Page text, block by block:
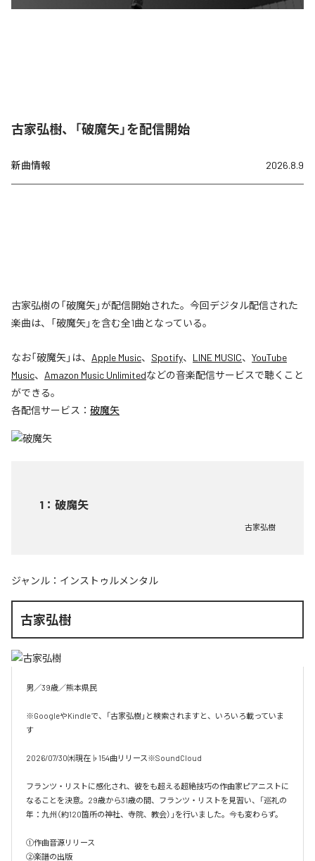
古家弘樹、「破魔矢」を配信開始
新曲情報 2026.8.9
古家弘樹の「破魔矢」が配信開始された。今回デジタル配信された
楽曲は、「破魔矢」を含む全1曲となっている。
なお「破魔矢」は、 Apple Music、 Spotify、 LINE MUSIC、 YouTube
Music、 Amazon Music Unlimitedなどの音楽配信サービスで聴くこと
ができる。
各配信サービス： 破魔矢
1 ： 破魔矢
古家弘樹
ジャンル： インストゥルメンタル
古家弘樹
男／39歳／熊本県民
※GoogleやKindleで、「古家弘樹」と検索されますと、いろいろ載っていま
す
2026/07/30㈭現在♭154曲リリース※SoundCloud
フランツ・リストに感化され、彼をも超える超絶技巧の作曲家ピアニストに
なることを決意。29歳から31歳の間、フランツ・リストを見習い、「巡礼の
年：九州（約120箇所の神社、寺院、教会）」を行いました。今も変わらず。
①作曲音源リリース
②楽譜の出版